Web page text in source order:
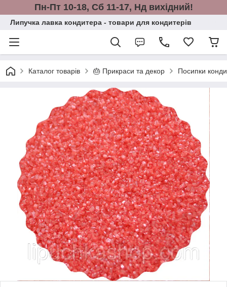
Пн-Пт 10-18, Сб 11-17, Нд вихідний!
Липучка лавка кондитера - товари для кондитерів
Каталог товарів 🎂 Прикраси та декор Посипки